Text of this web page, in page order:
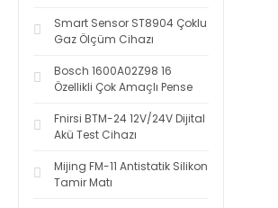
Smart Sensor ST8904 Çoklu
Gaz Ölçüm Cihazı
Bosch 1600A02Z98 16
Özellikli Çok Amaçlı Pense
Fnirsi BTM-24 12V/24V Dijital
Akü Test Cihazı
Mijing FM-11 Antistatik Silikon
Tamir Matı